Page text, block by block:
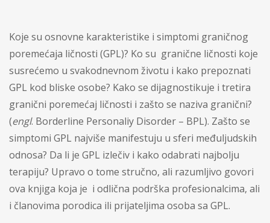
Koje su osnovne karakteristike i simptomi graničnog
poremećaja ličnosti (GPL)? Ko su granične ličnosti koje
susrećemo u svakodnevnom životu i kako prepoznati
GPL kod bliske osobe? Kako se dijagnostikuje i tretira
granični poremećaj ličnosti i zašto se naziva granični?
(engl. Borderline Personaliy Disorder – BPL). Zašto se
simptomi GPL najviše manifestuju u sferi međuljudskih
odnosa? Da li je GPL izlečiv i kako odabrati najbolju
terapiju? Upravo o tome stručno, ali razumljivo govori
ova knjiga koja je i odlična podrška profesionalcima, ali
i članovima porodica ili prijateljima osoba sa GPL.